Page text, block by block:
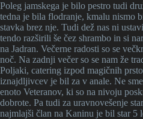
Poleg jamskega je bilo pestro tudi
tedna je bila flodranje, kmalu nismo
stavka brez nje. Tudi dež nas ni
tendo razširili še čez shrambo in si
na Jadran. Večerne radosti so se
noč. Na zadnji večer so se nam že
Poljaki, catering izpod magičnih
iznajdljivcev je bil za v anale. Ne
enoto Veteranov, ki so na nivoju
dobrote. Pa tudi za uravnovešenje
najmlajši član na Kaninu je bil star 5